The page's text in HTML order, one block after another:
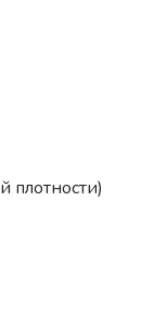
плотности)